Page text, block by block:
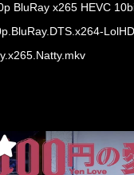
BluRay x265 HEVC